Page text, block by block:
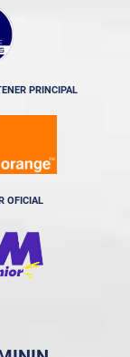
PRINCIPAL
OFICIAL